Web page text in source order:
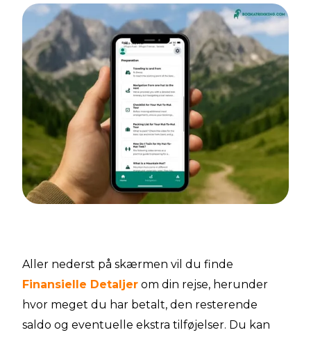
Aller nederst på skærmen vil du finde
Finansielle Detaljer om din rejse, herunder
hvor meget du har betalt, den resterende
saldo og eventuelle ekstra tilføjelser. Du kan